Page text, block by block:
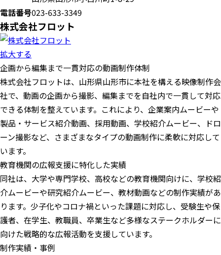
電話番号023-633-3349
株式会社フロット
拡大する
企画から編集まで一貫対応の動画制作体制
株式会社フロットは、山形県山形市に本社を構える映像制作会
社で、動画の企画から撮影、編集までを自社内で一貫して対応
できる体制を整えています。これにより、企業案内ムービーや
製品・サービス紹介動画、採用動画、学校紹介ムービー、ドロ
ーン撮影など、さまざまなタイプの動画制作に柔軟に対応して
います。
教育機関の広報支援に特化した実績
同社は、大学や専門学校、高校などの教育機関向けに、学校紹
介ムービーや研究紹介ムービー、教材動画などの制作実績があ
ります。少子化やコロナ禍といった課題に対応し、受験生や保
護者、在学生、教職員、卒業生など多様なステークホルダーに
向けた戦略的な広報活動を支援しています。
制作実績・事例